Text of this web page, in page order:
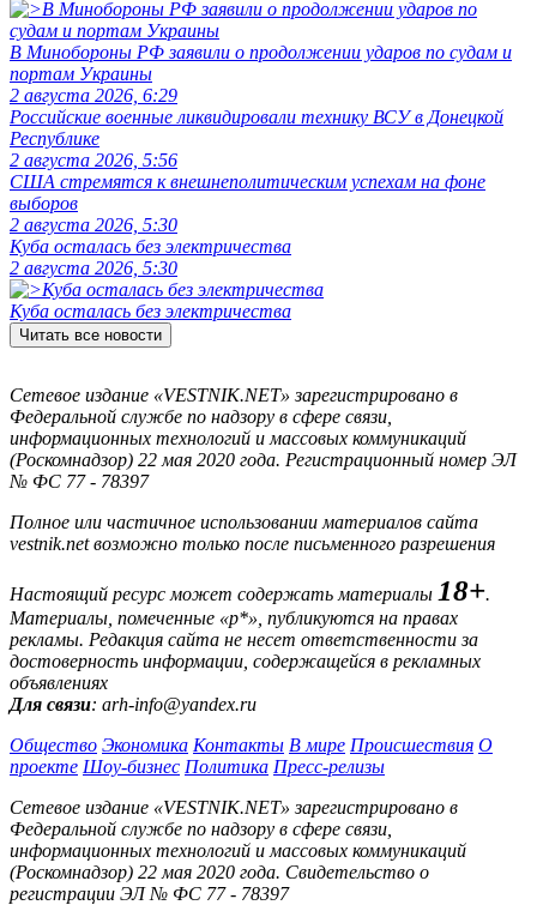
В Минобороны РФ заявили о продолжении ударов по судам и
портам Украины
2 августа 2026, 6:29
Российские военные ликвидировали технику ВСУ в Донецкой
Республике
2 августа 2026, 5:56
США стремятся к внешнеполитическим успехам на фоне
выборов
2 августа 2026, 5:30
Куба осталась без электричества
2 августа 2026, 5:30
Куба осталась без электричества
Читать все новости
Сетевое издание «VESTNIK.NET» зарегистрировано в
Федеральной службе по надзору в сфере связи,
информационных технологий и массовых коммуникаций
(Роскомнадзор) 22 мая 2020 года. Регистрационный номер ЭЛ
№ ФС 77 - 78397
Полное или частичное использовании материалов сайта
vestnik.net возможно только после письменного разрешения
Настоящий ресурс может содержать материалы 18+.
Материалы, помеченные «р*», публикуются на правах
рекламы. Редакция сайта не несет ответственности за
достоверность информации, содержащейся в рекламных
объявлениях
Для связи: arh-info@yandex.ru
Общество Экономика Контакты В мире Происшествия О
проекте Шоу-бизнес Политика Пресс-релизы
Сетевое издание «VESTNIK.NET» зарегистрировано в
Федеральной службе по надзору в сфере связи,
информационных технологий и массовых коммуникаций
(Роскомнадзор) 22 мая 2020 года. Свидетельство о
регистрации ЭЛ № ФС 77 - 78397